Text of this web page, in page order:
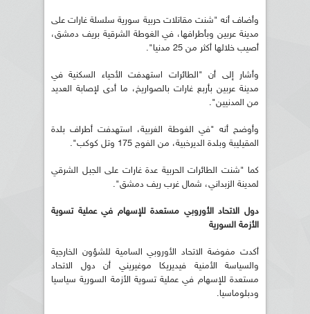
وأضاف أنه "شنت مقاتلات حربية سورية سلسلة غارات على
مدينة عربين وبأطرافها، في الغوطة الشرقية بريف دمشق،
أصيب خلالها أكثر من 25 مدنيا".
وأشار إلى أن "الطائرات استهدفت الأحياء السكنية في
مدينة عربين بأربع غارات بالصواريخ، ما أدى لإصابة العديد
من المدنيين".
وأوضح أنه "في الغوطة الغربية، استهدفت أطراف بلدة
المقيليبة وبلدة الديرخبية، من الفوج 175 وتل كوكب".
كما "شنت الطائرات الحربية عدة غارات على الجبل الشرقي
لمدينة الزبداني، شمال غرب ريف دمشق".
دول الاتحاد الأوروبي مستعدة للإسهام في عملية تسوية
الأزمة السورية
أكدت مفوضة الاتحاد الأوروبي السامية للشؤون الخارجية
والسياسة الأمنية فيديريكا موغيريني أن دول الاتحاد
مستعدة للإسهام في عملية تسوية الأزمة السورية سياسيا
ودبلوماسيا.